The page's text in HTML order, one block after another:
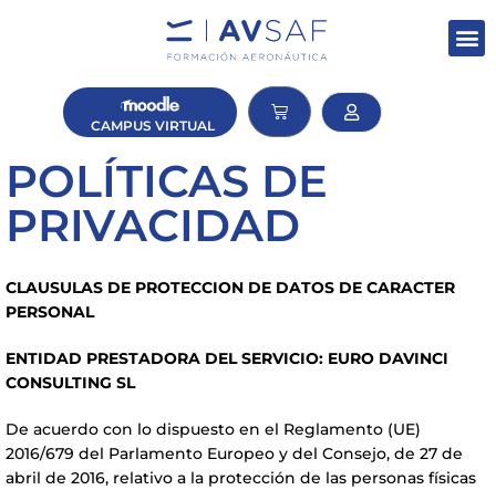
CAMPUS VIRTUAL
POLÍTICAS DE
PRIVACIDAD
CLAUSULAS DE PROTECCION DE DATOS DE CARACTER
PERSONAL
ENTIDAD PRESTADORA DEL SERVICIO: EURO DAVINCI
CONSULTING SL
De acuerdo con lo dispuesto en el Reglamento (UE)
2016/679 del Parlamento Europeo y del Consejo, de 27 de
abril de 2016, relativo a la protección de las personas físicas